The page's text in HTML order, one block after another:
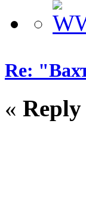
Re:
« Reply